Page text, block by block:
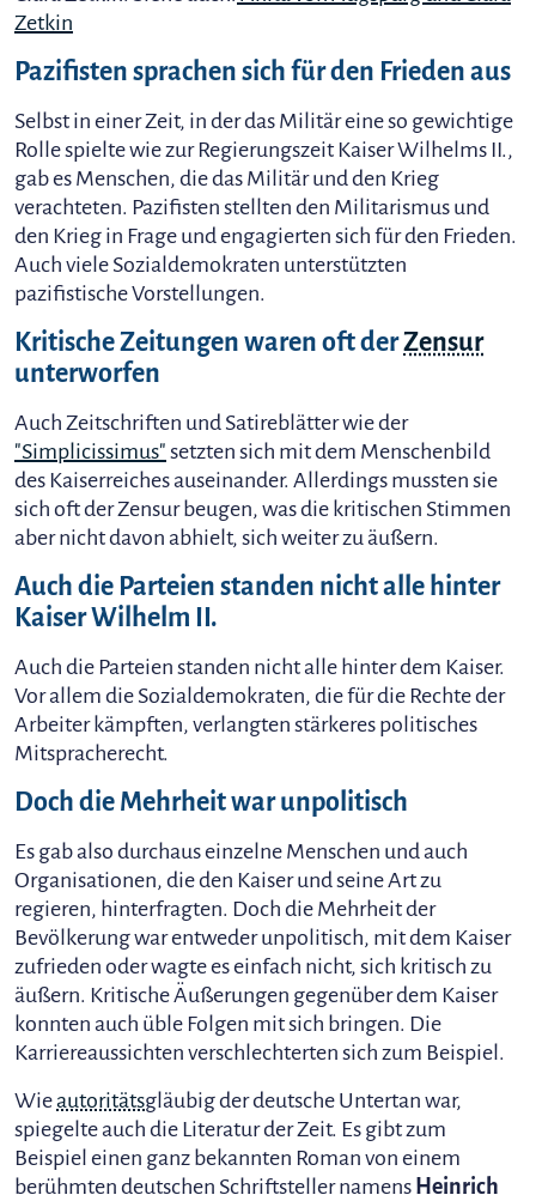
Zetkin
Pazifisten sprachen sich für den Frieden aus
Selbst in einer Zeit, in der das Militär eine so gewichtige
Rolle spielte wie zur Regierungszeit Kaiser Wilhelms II.,
gab es Menschen, die das Militär und den Krieg
verachteten. Pazifisten stellten den Militarismus und
den Krieg in Frage und engagierten sich für den Frieden.
Auch viele Sozialdemokraten unterstützten
pazifistische Vorstellungen.
Kritische Zeitungen waren oft derZensur
unterworfen
Auch Zeitschriften und Satireblätter wie der
"Simplicissimus" setzten sich mit dem Menschenbild
des Kaiserreiches auseinander. Allerdings mussten sie
sich oft der Zensur beugen, was die kritischen Stimmen
aber nicht davon abhielt, sich weiter zu äußern.
Auch die Parteien standen nicht alle hinter
Kaiser Wilhelm II.
Auch die Parteien standen nicht alle hinter dem Kaiser.
Vor allem die Sozialdemokraten, die für die Rechte der
Arbeiter kämpften, verlangten stärkeres politisches
Mitspracherecht.
Doch die Mehrheit war unpolitisch
Es gab also durchaus einzelne Menschen und auch
Organisationen, die den Kaiser und seine Art zu
regieren, hinterfragten. Doch die Mehrheit der
Bevölkerung war entweder unpolitisch, mit dem Kaiser
zufrieden oder wagte es einfach nicht, sich kritisch zu
äußern. Kritische Äußerungen gegenüber dem Kaiser
konnten auch üble Folgen mit sich bringen. Die
Karriereaussichten verschlechterten sich zum Beispiel.
Wieautoritätsgläubig der deutsche Untertan war,
spiegelte auch die Literatur der Zeit. Es gibt zum
Beispiel einen ganz bekannten Roman von einem
berühmten deutschen Schriftsteller namens Heinrich